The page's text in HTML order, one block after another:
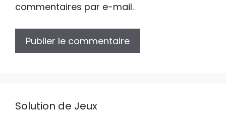
commentaires par e-mail.
Solution de Jeux